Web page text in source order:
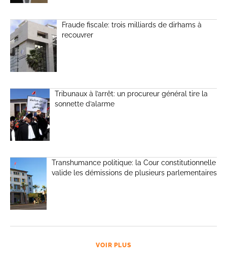
Fraude fiscale: trois milliards de dirhams à
recouvrer
Tribunaux à l’arrêt: un procureur général tire la
sonnette d’alarme
Transhumance politique: la Cour constitutionnelle
valide les démissions de plusieurs parlementaires
VOIR PLUS